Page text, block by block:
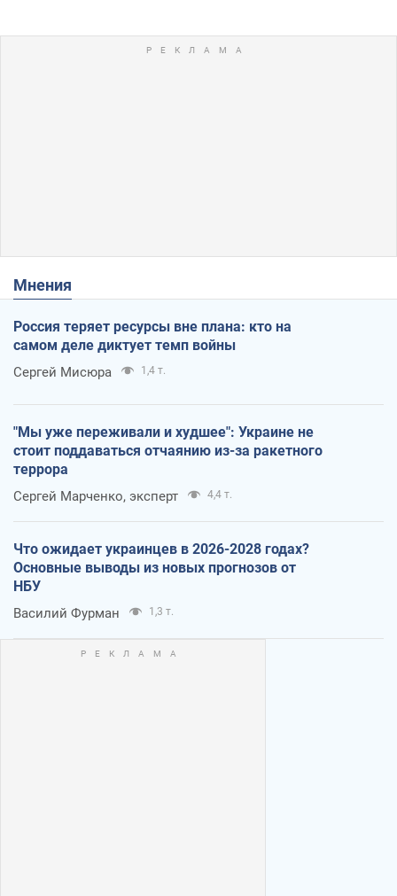
Мнения
Россия теряет ресурсы вне плана: кто на
самом деле диктует темп войны
Сергей Мисюра 1,4 т.
"Мы уже переживали и худшее": Украине не
стоит поддаваться отчаянию из-за ракетного
террора
Сергей Марченко, эксперт 4,4 т.
Что ожидает украинцев в 2026-2028 годах?
Основные выводы из новых прогнозов от
НБУ
Василий Фурман 1,3 т.